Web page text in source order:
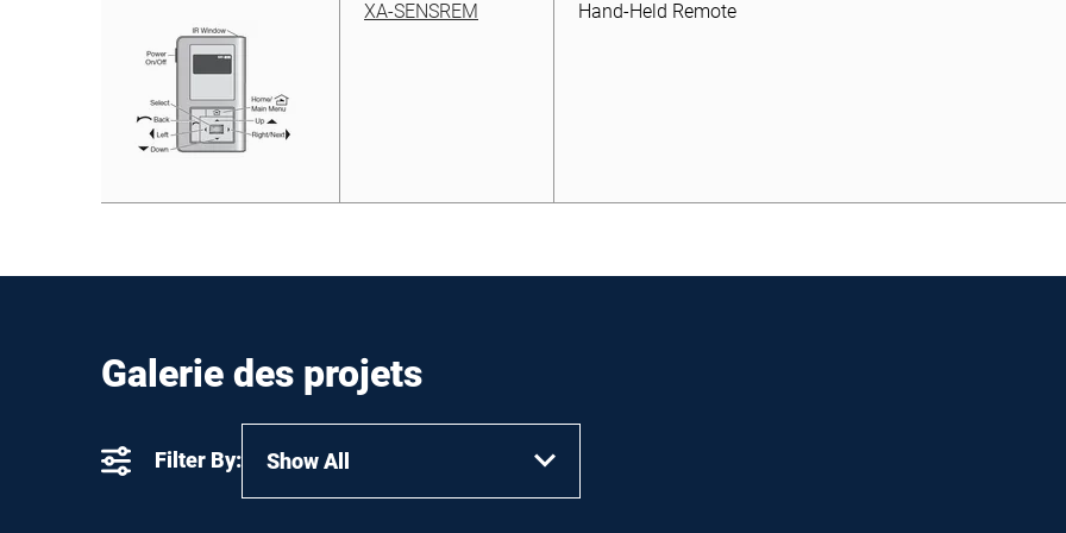
XA-SENSREM Hand-Held Remote
Galerie des projets
Filter By: Show All